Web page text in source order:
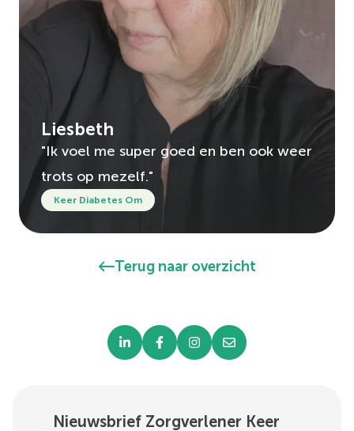
Liesbeth
"Ik voel me super goed en ben ook weer
trots op mezelf."
Keer Diabetes Om
Terug naar overzicht
Nieuwsbrief Zorgverlener Keer